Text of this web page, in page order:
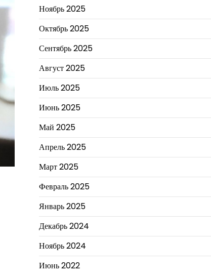
Ноябрь 2025
Октябрь 2025
Сентябрь 2025
Август 2025
Июль 2025
Июнь 2025
Май 2025
Апрель 2025
Март 2025
Февраль 2025
Январь 2025
Декабрь 2024
Ноябрь 2024
Июнь 2022